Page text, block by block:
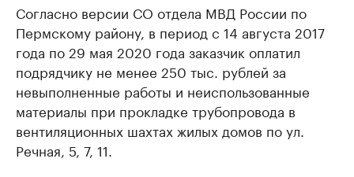
Согласно версии СО отдела МВД России по
Пермскому району, в период с 14 августа 2017
года по 29 мая 2020 года заказчик оплатил
подрядчику не менее 250 тыс. рублей за
невыполненные работы и неиспользованные
материалы при прокладке трубопровода в
вентиляционных шахтах жилых домов по ул.
Речная, 5, 7, 11.